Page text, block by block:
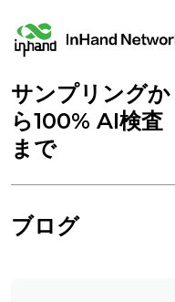
サンプリングか
ら100% AI検査
まで
ブログ